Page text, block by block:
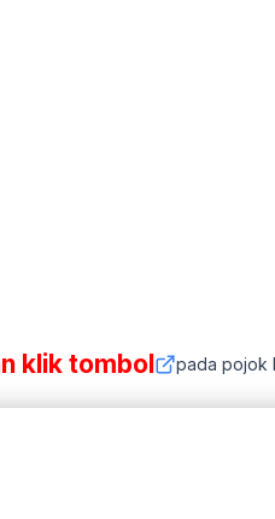
klik tombol pada pojok